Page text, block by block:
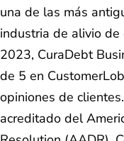
una de las más
industria de alivio
2023, CuraDebt
de 5 en
opiniones de
acreditado del